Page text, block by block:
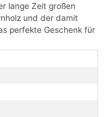
lange Zeit großen
und der damit
perfekte Geschenk für